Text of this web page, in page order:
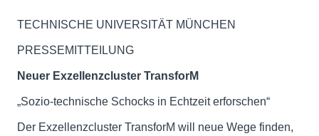
TECHNISCHE UNIVERSITÄT MÜNCHEN
PRESSEMITTEILUNG
Neuer Exzellenzcluster TransforM
„Sozio-technische Schocks in Echtzeit erforschen“
Der Exzellenzcluster TransforM will neue Wege finden,